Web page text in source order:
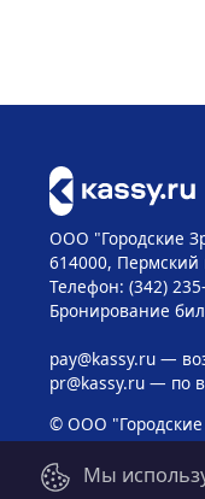
ООО "Городские
614000, Пермский
Телефон: (342)
Бронирование
pay@kassy.ru—
pr@kassy.ru— по
© ООО
Мы